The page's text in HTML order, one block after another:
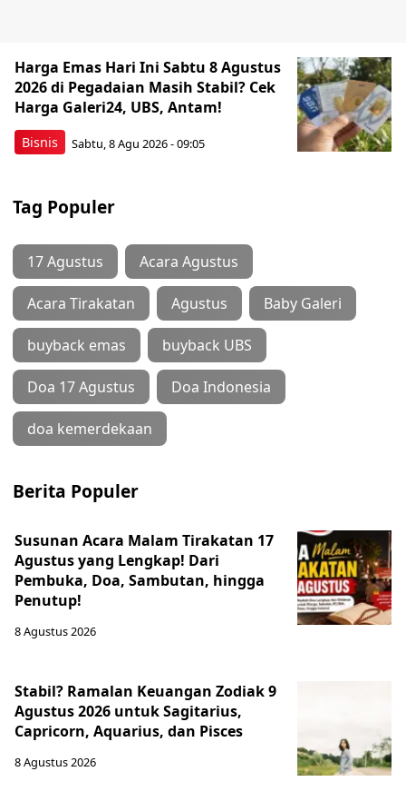
Bisnis
Harga Emas Hari Ini Sabtu 8 Agustus
2026 di Pegadaian Masih Stabil? Cek
Harga Galeri24, UBS, Antam!
Sabtu, 8 Agu 2026 - 09:05
Tag Populer
17 Agustus Acara Agustus
Acara Tirakatan Agustus Baby Galeri
buyback emas buyback UBS
Doa 17 Agustus Doa Indonesia
doa kemerdekaan
Berita Populer
Susunan Acara Malam Tirakatan 17
Agustus yang Lengkap! Dari
Pembuka, Doa, Sambutan, hingga
Penutup!
8 Agustus 2026
Stabil? Ramalan Keuangan Zodiak 9
Agustus 2026 untuk Sagitarius,
Capricorn, Aquarius, dan Pisces
8 Agustus 2026